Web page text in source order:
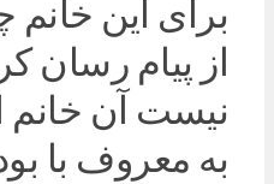
برای این
از پیام رسان
نیست آن خانم